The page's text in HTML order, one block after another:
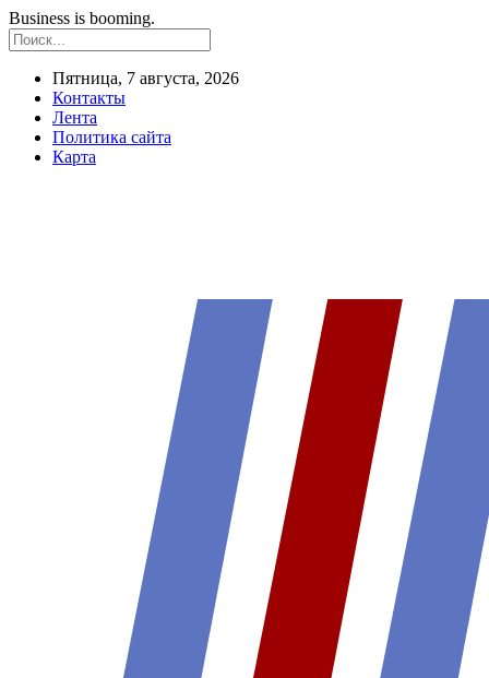
Business is booming.
Пятница, 7 августа, 2026
Контакты
Лента
Политика сайта
Карта